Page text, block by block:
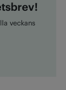
veckans